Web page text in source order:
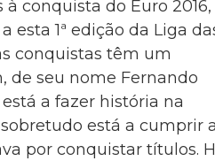
conquista do Euro 2016,
esta 1ª edição da Liga
conquistas têm um
de seu nome Fernando
a fazer história na
está a cumprir
por conquistar títulos.